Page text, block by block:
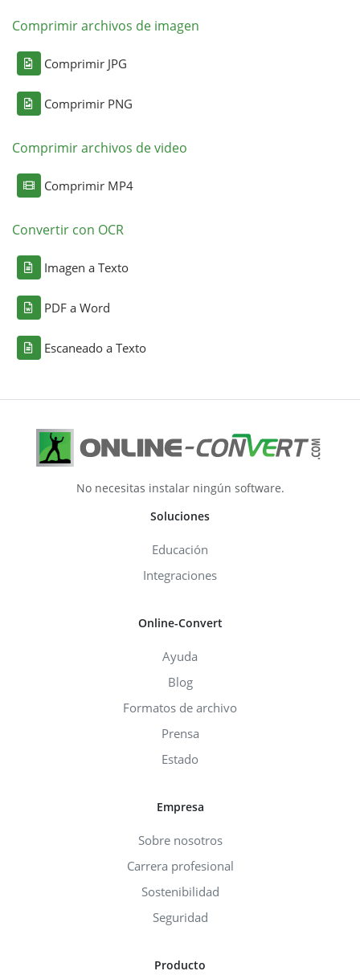
Comprimir archivos de imagen
Comprimir JPG
Comprimir PNG
Comprimir archivos de video
Comprimir MP4
Convertir con OCR
Imagen a Texto
PDF a Word
Escaneado a Texto
No necesitas instalar ningún software.
Soluciones
Educación
Integraciones
Online-Convert
Ayuda
Blog
Formatos de archivo
Prensa
Estado
Empresa
Sobre nosotros
Carrera profesional
Sostenibilidad
Seguridad
Producto